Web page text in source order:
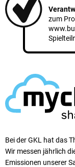
zum
Bei der GKL hat das
Wir messen jährlich
Emissionen unserer